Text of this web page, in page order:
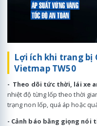
Lợi ích khi trang bị
Vietmap TW50
- Theo dõi tức thời, lái xe
nhiệt độ từng lốp theo thời
trạng non lốp, quá áp hoặc
- Cảnh báo bằng giọng nói